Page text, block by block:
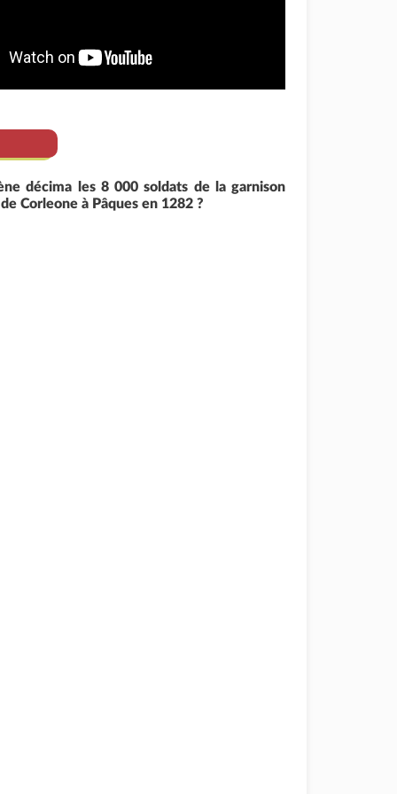
décima les 8 000 soldats de la garnison
Corleone à Pâques en 1282 ?